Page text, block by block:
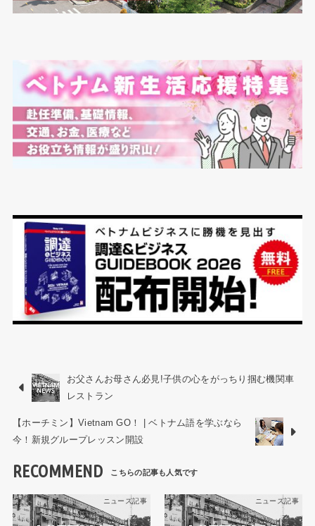
お父さんお母さん必見!子供の心をがっちり掴む機関車
レストラン
【ホーチミン】Vietnam GO！ | ベトナム語を学ぶなら
今！新規グループレッスン開設
RECOMMEND
ニュース記事 ニュース記事